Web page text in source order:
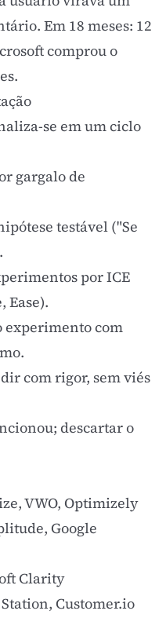
Em 18 meses: 12
comprou o
se em um ciclo
gargalo de
testável ("Se
por ICE
Ease).
com
com rigor, semviés
descartar o
VWO, Optimizely
Google
Clarity
Customer.io